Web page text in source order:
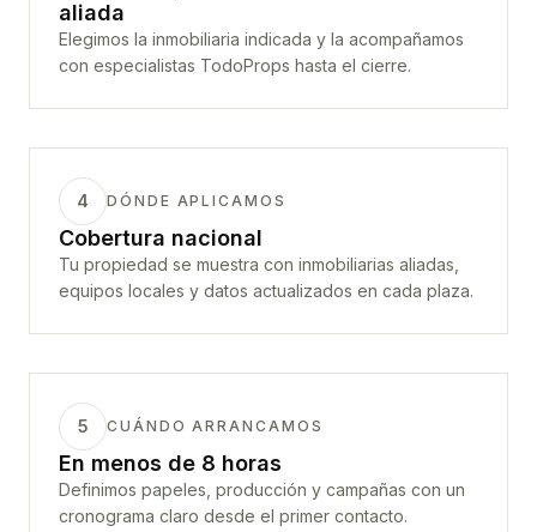
aliada
Elegimos la inmobiliaria indicada y la acompañamos
con especialistas TodoProps hasta el cierre.
4 DÓNDE APLICAMOS
Cobertura nacional
Tu propiedad se muestra con inmobiliarias aliadas,
equipos locales y datos actualizados en cada plaza.
5 CUÁNDO ARRANCAMOS
En menos de 8 horas
Definimos papeles, producción y campañas con un
cronograma claro desde el primer contacto.